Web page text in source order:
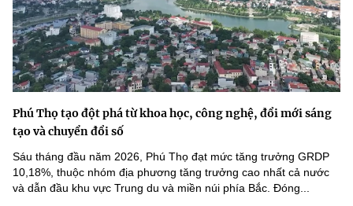
Phú Thọ tạo đột phá từ khoa học, công nghệ, đổi mới sáng
tạo và chuyển đổi số
Sáu tháng đầu năm 2026, Phú Thọ đạt mức tăng trưởng GRDP
10,18%, thuộc nhóm địa phương tăng trưởng cao nhất cả nước
và dẫn đầu khu vực Trung du và miền núi phía Bắc. Đóng...